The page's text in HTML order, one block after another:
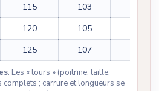
115 103
120 105
125 107
. Les « tours » (poitrine, taille,
complets ; carrure et longueurs se